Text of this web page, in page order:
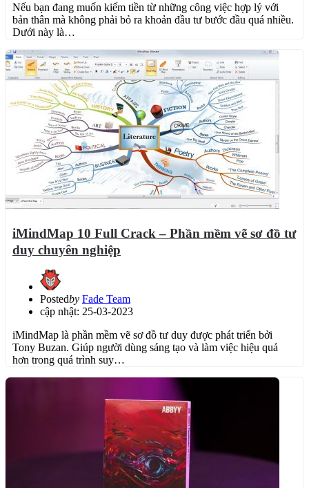
Nếu bạn đang muốn kiếm tiền từ những công việc hợp lý với
bản thân mà không phải bỏ ra khoản đầu tư bước đầu quá nhiều.
Dưới này là…
iMindMap 10 Full Crack – Phần mềm vẽ sơ đồ tư
duy chuyên nghiệp
Postedby Fade Team
cập nhật: 25-03-2023
iMindMap là phần mềm vẽ sơ đồ tư duy được phát triển bởi
Tony Buzan. Giúp người dùng sáng tạo và làm việc hiệu quả
hơn trong quá trình suy…